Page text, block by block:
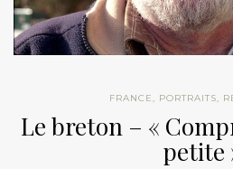
FRANCE, PORTRAITS,
Le breton – «
petite